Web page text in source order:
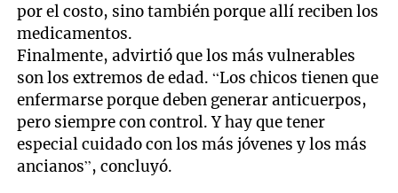
por el costo, sino también porque allí reciben los
medicamentos.
Finalmente, advirtió que los más vulnerables
son los extremos de edad. “Los chicos tienen que
enfermarse porque deben generar anticuerpos,
pero siempre con control. Y hay que tener
especial cuidado con los más jóvenes y los más
ancianos”, concluyó.